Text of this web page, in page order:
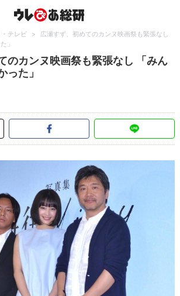
テレビ >
広瀬すず、初めてのカンヌ映画祭も緊張なし
」
のカンヌ映画祭も緊張なし 「みん
った」